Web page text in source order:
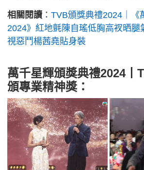
相關閱讀 ： TVB頒獎典禮2024｜《
2024》紅地氈陳自瑤低胸高衩晒腿
視惡鬥楊茜堯貼身裝
萬千星輝頒獎典禮2024丨
頒專業精神獎：